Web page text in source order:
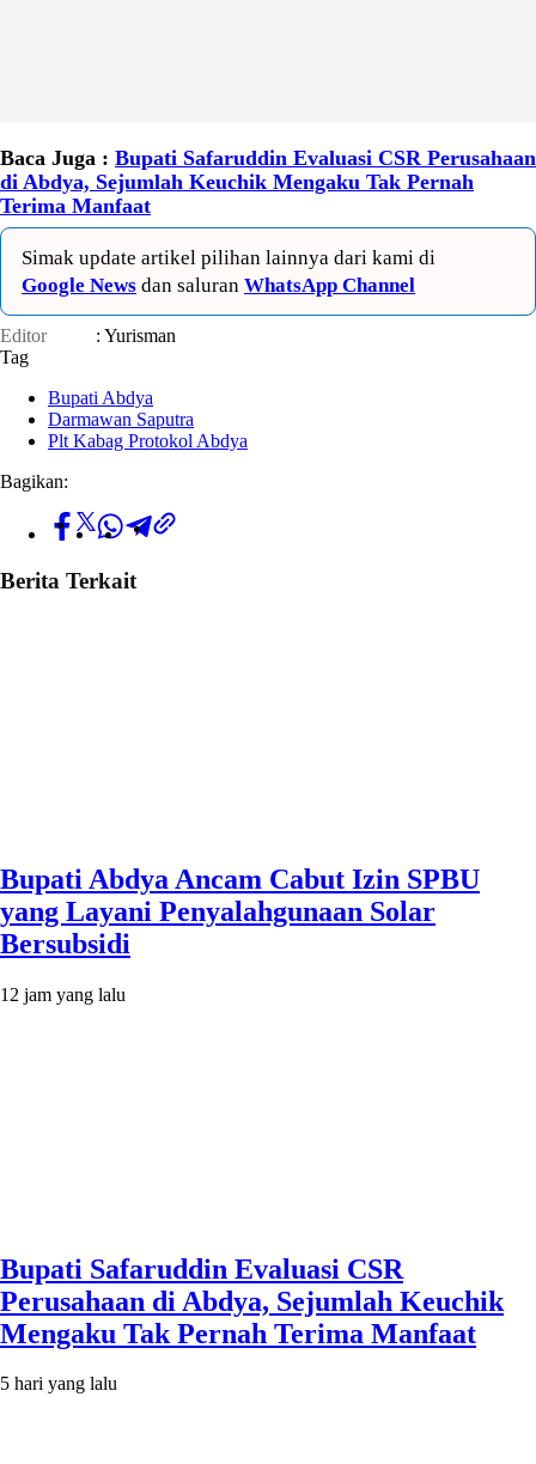
Baca Juga : Bupati Safaruddin Evaluasi CSR Perusahaan
di Abdya, Sejumlah Keuchik Mengaku Tak Pernah
Terima Manfaat
Simak update artikel pilihan lainnya dari kami di
Google News dan saluran WhatsApp Channel
Editor
: Yurisman
Tag
Bupati Abdya
Darmawan Saputra
Plt Kabag Protokol Abdya
Bagikan:
Berita Terkait
Bupati Abdya Ancam Cabut Izin SPBU
yang Layani Penyalahgunaan Solar
Bersubsidi
12 jam yang lalu
Bupati Safaruddin Evaluasi CSR
Perusahaan di Abdya, Sejumlah Keuchik
Mengaku Tak Pernah Terima Manfaat
5 hari yang lalu